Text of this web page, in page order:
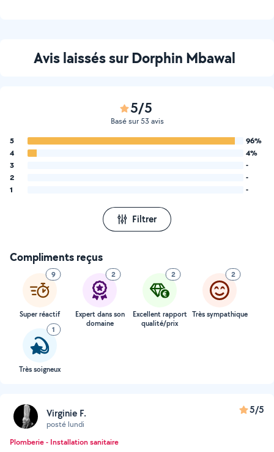
Avis laissés sur Dorphin Mbawal
5/5
Basé sur 53 avis
5
96%
4
4%
3
-
2
-
1
-
Filtrer
Compliments reçus
9
Super réactif
2
Expert dans son
domaine
2
Excellent rapport
qualité/prix
2
Très sympathique
1
Très soigneux
Virginie F.
posté lundi
5/5
Plomberie - Installation sanitaire